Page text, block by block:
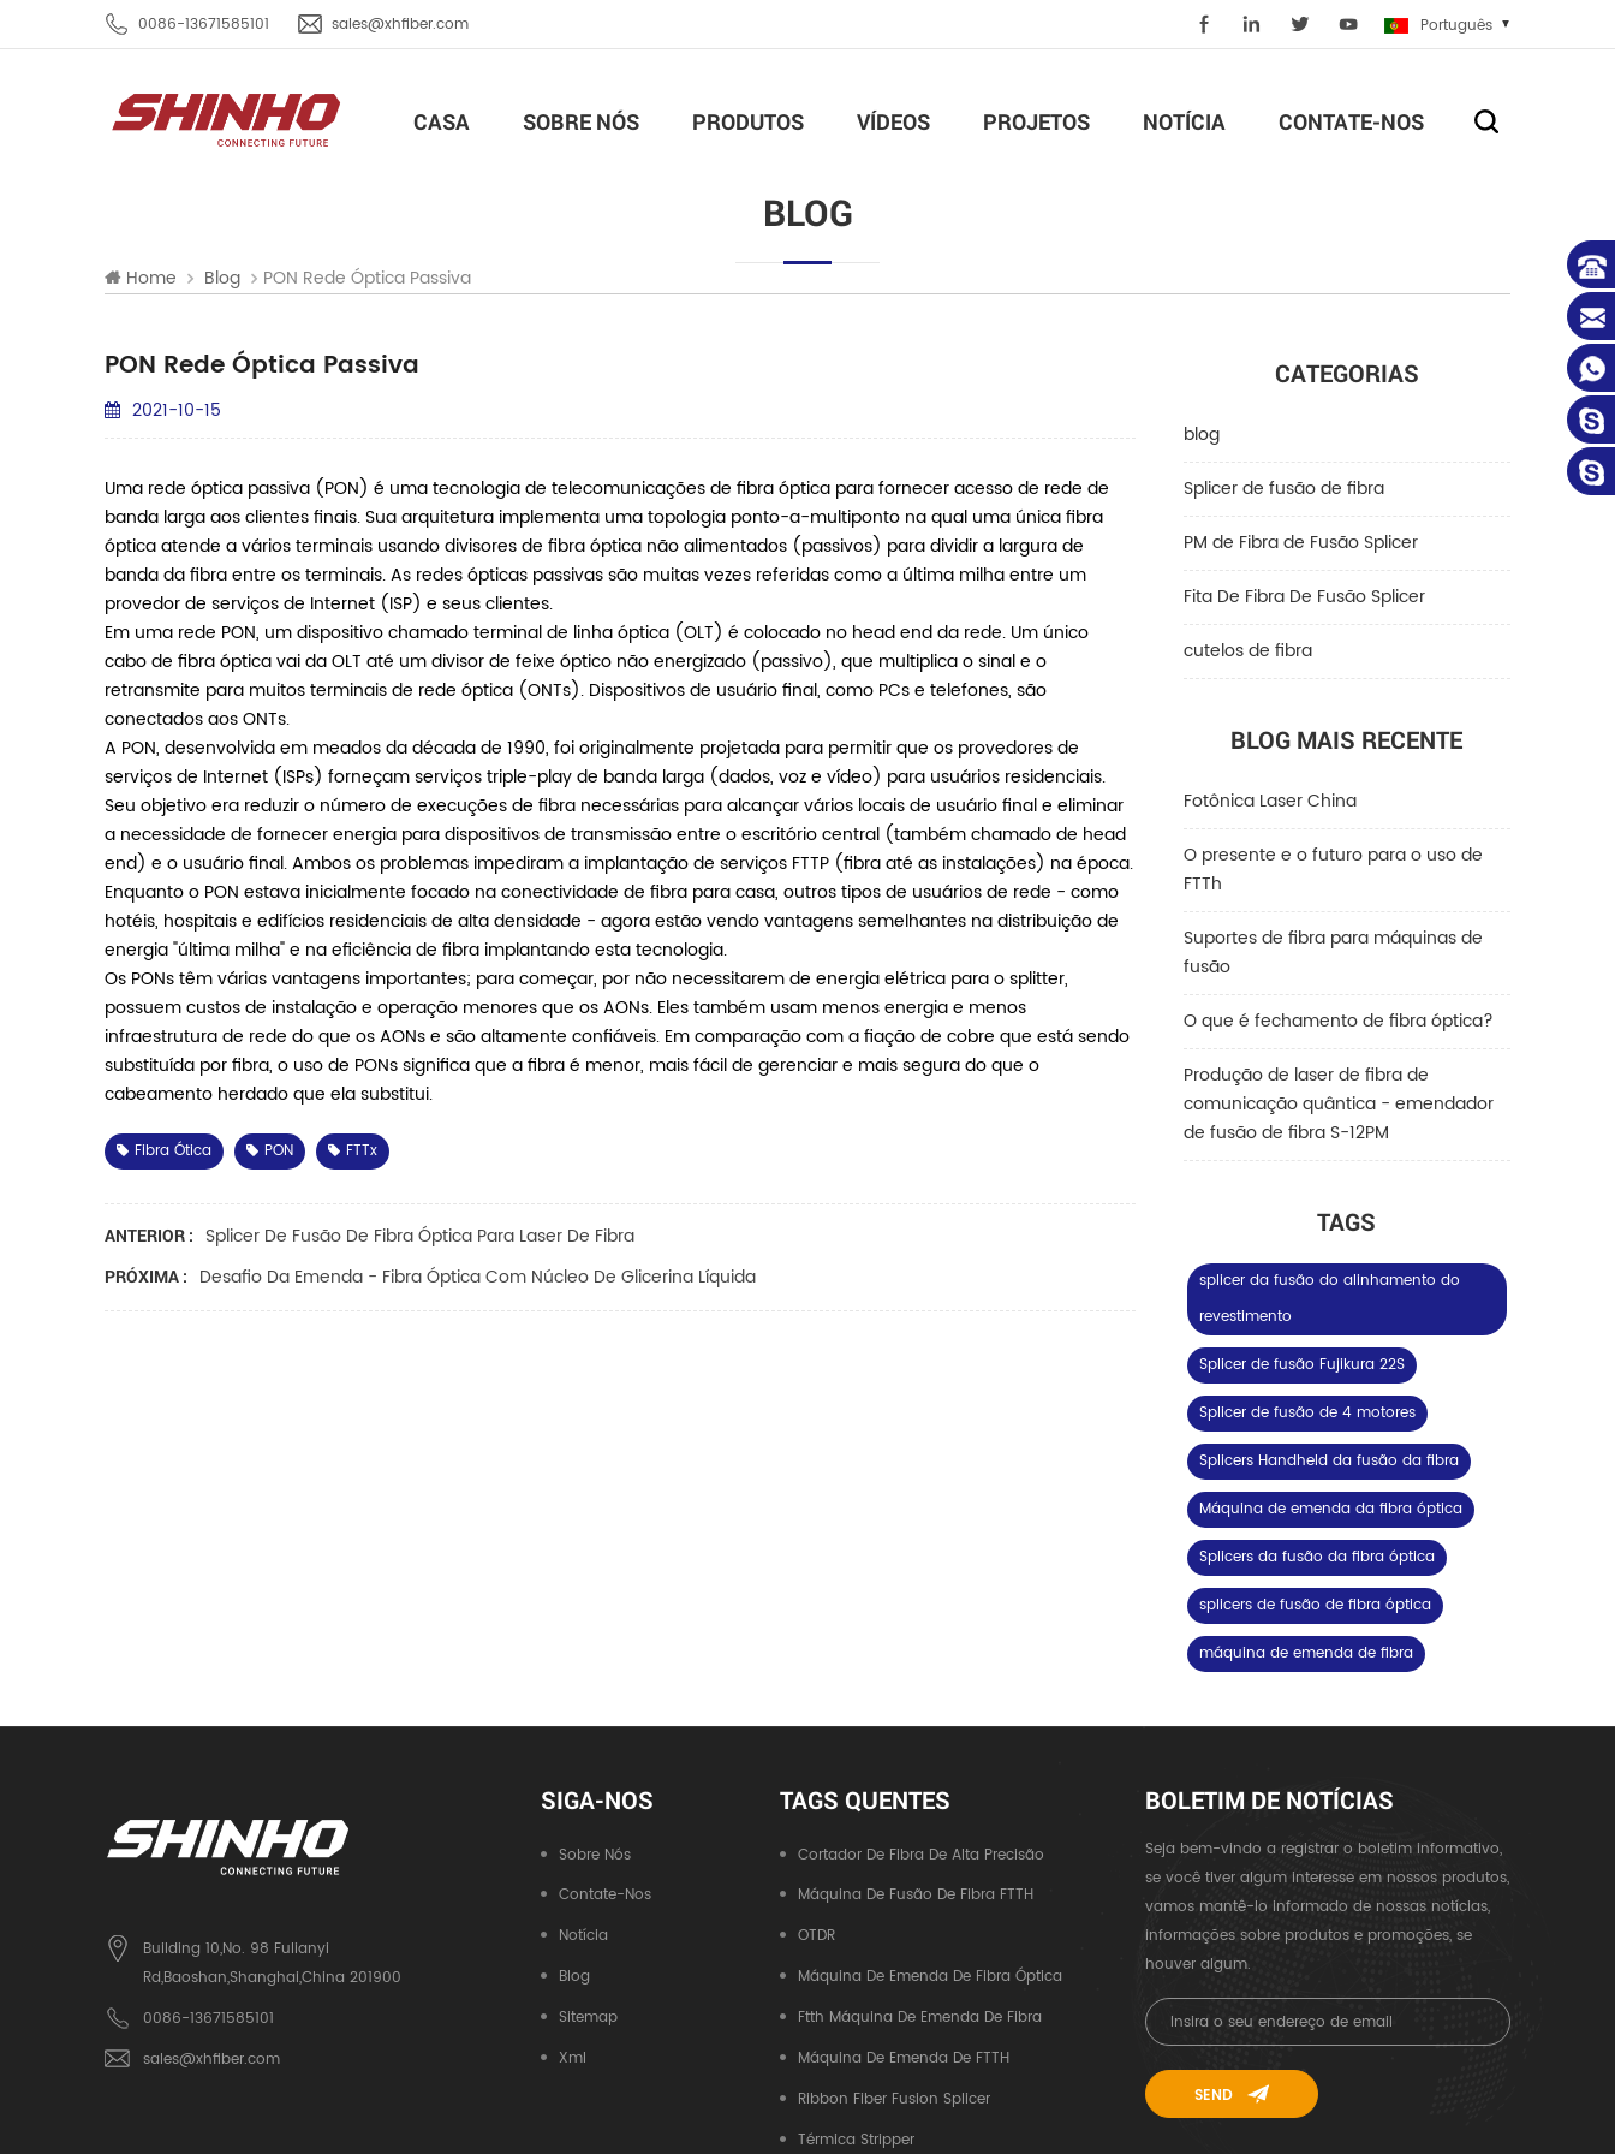
0086-13671585101 sales@xhfiber.com Português
CASA SOBRE NÓS PRODUTOS VÍDEOS PROJETOS NOTÍCIA CONTATE-NOS
BLOG
Home Blog PON Rede Óptica Passiva
CATEGORIAS
blog
Splicer de fusão de fibra
PM de Fibra de Fusão Splicer
Fita De Fibra De Fusão Splicer
cutelos de fibra
BLOG MAIS RECENTE
Fotônica Laser China
O presente e o futuro para o uso de
FTTh
Suportes de fibra para máquinas de
fusão
O que é fechamento de fibra óptica?
Produção de laser de fibra de
comunicação quântica - emendador
de fusão de fibra S-12PM
TAGS
splicer da fusão do alinhamento do
revestimento
Splicer de fusão Fujikura 22S
Splicer de fusão de 4 motores
Splicers Handheld da fusão da fibra
Máquina de emenda da fibra óptica
Splicers da fusão da fibra óptica
splicers de fusão de fibra óptica
máquina de emenda de fibra
PON Rede Óptica Passiva
2021-10-15
Uma rede óptica passiva (PON) é uma tecnologia de telecomunicações de fibra óptica para fornecer acesso de rede de
banda larga aos clientes finais. Sua arquitetura implementa uma topologia ponto-a-multiponto na qual uma única fibra
óptica atende a vários terminais usando divisores de fibra óptica não alimentados (passivos) para dividir a largura de
banda da fibra entre os terminais. As redes ópticas passivas são muitas vezes referidas como a última milha entre um
provedor de serviços de Internet (ISP) e seus clientes.
Em uma rede PON, um dispositivo chamado terminal de linha óptica (OLT) é colocado no head end da rede. Um único
cabo de fibra óptica vai da OLT até um divisor de feixe óptico não energizado (passivo), que multiplica o sinal e o
retransmite para muitos terminais de rede óptica (ONTs). Dispositivos de usuário final, como PCs e telefones, são
conectados aos ONTs.
A PON, desenvolvida em meados da década de 1990, foi originalmente projetada para permitir que os provedores de
serviços de Internet (ISPs) forneçam serviços triple-play de banda larga (dados, voz e vídeo) para usuários residenciais.
Seu objetivo era reduzir o número de execuções de fibra necessárias para alcançar vários locais de usuário final e eliminar
a necessidade de fornecer energia para dispositivos de transmissão entre o escritório central (também chamado de head
end) e o usuário final. Ambos os problemas impediram a implantação de serviços FTTP (fibra até as instalações) na época.
Enquanto o PON estava inicialmente focado na conectividade de fibra para casa, outros tipos de usuários de rede - como
hotéis, hospitais e edifícios residenciais de alta densidade - agora estão vendo vantagens semelhantes na distribuição de
energia "última milha" e na eficiência de fibra implantando esta tecnologia.
Os PONs têm várias vantagens importantes; para começar, por não necessitarem de energia elétrica para o splitter,
possuem custos de instalação e operação menores que os AONs. Eles também usam menos energia e menos
infraestrutura de rede do que os AONs e são altamente confiáveis. Em comparação com a fiação de cobre que está sendo
substituída por fibra, o uso de PONs significa que a fibra é menor, mais fácil de gerenciar e mais segura do que o
cabeamento herdado que ela substitui.
Fibra Ótica PON FTTx
ANTERIOR : Splicer De Fusão De Fibra Óptica Para Laser De Fibra
PRÓXIMA : Desafio Da Emenda - Fibra Óptica Com Núcleo De Glicerina Líquida
Building 10,No. 98 Fulianyi
Rd,Baoshan,Shanghai,China 201900
0086-13671585101
sales@xhfiber.com
SIGA-NOS
Sobre Nós
Contate-Nos
Notícia
Blog
Sitemap
Xml
TAGS QUENTES
Cortador De Fibra De Alta Precisão
Máquina De Fusão De Fibra FTTH
OTDR
Máquina De Emenda De Fibra Óptica
Ftth Máquina De Emenda De Fibra
Máquina De Emenda De FTTH
Ribbon Fiber Fusion Splicer
Térmica Stripper
BOLETIM DE NOTÍCIAS
Seja bem-vindo a registrar o boletim informativo,
se você tiver algum interesse em nossos produtos,
vamos mantê-lo informado de nossas notícias,
informações sobre produtos e promoções, se
houver algum.